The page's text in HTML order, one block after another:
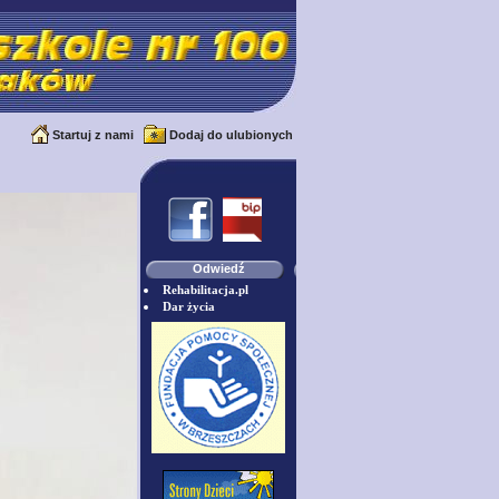
Startuj z nami Dodaj do ulubionych
Odwiedź
Rehabilitacja.pl
Dar życia